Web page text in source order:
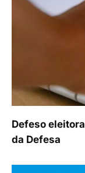
Defeso
da Defesa